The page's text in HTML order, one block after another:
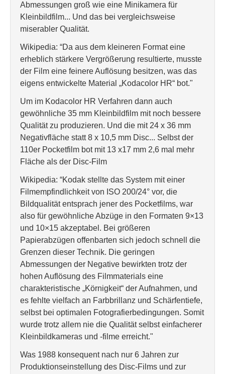
Abmessungen groß wie eine Minikamera für
Kleinbildfilm... Und das bei vergleichsweise
miserabler Qualität.
Wikipedia: “Da aus dem kleineren Format eine
erheblich stärkere Vergrößerung resultierte, musste
der Film eine feinere Auflösung besitzen, was das
eigens entwickelte Material „Kodacolor HR“ bot."
Um im Kodacolor HR Verfahren dann auch
gewöhnliche 35 mm Kleinbildfilm mit noch bessere
Qualität zu produzieren. Und die mit 24 x 36 mm
Negativfläche statt 8 x 10,5 mm Disc... Selbst der
110er Pocketfilm bot mit 13 x17 mm 2,6 mal mehr
Fläche als der Disc-Film
Wikipedia: “Kodak stellte das System mit einer
Filmempfindlichkeit von ISO 200/24° vor, die
Bildqualität entsprach jener des Pocketfilms, war
also für gewöhnliche Abzüge in den Formaten 9×13
und 10×15 akzeptabel. Bei größeren
Papierabzügen offenbarten sich jedoch schnell die
Grenzen dieser Technik. Die geringen
Abmessungen der Negative bewirkten trotz der
hohen Auflösung des Filmmaterials eine
charakteristische „Körnigkeit“ der Aufnahmen, und
es fehlte vielfach an Farbbrillanz und Schärfentiefe,
selbst bei optimalen Fotografierbedingungen. Somit
wurde trotz allem nie die Qualität selbst einfacherer
Kleinbildkameras und -filme erreicht."
Was 1988 konsequent nach nur 6 Jahren zur
Produktionseinstellung des Disc-Films und zur